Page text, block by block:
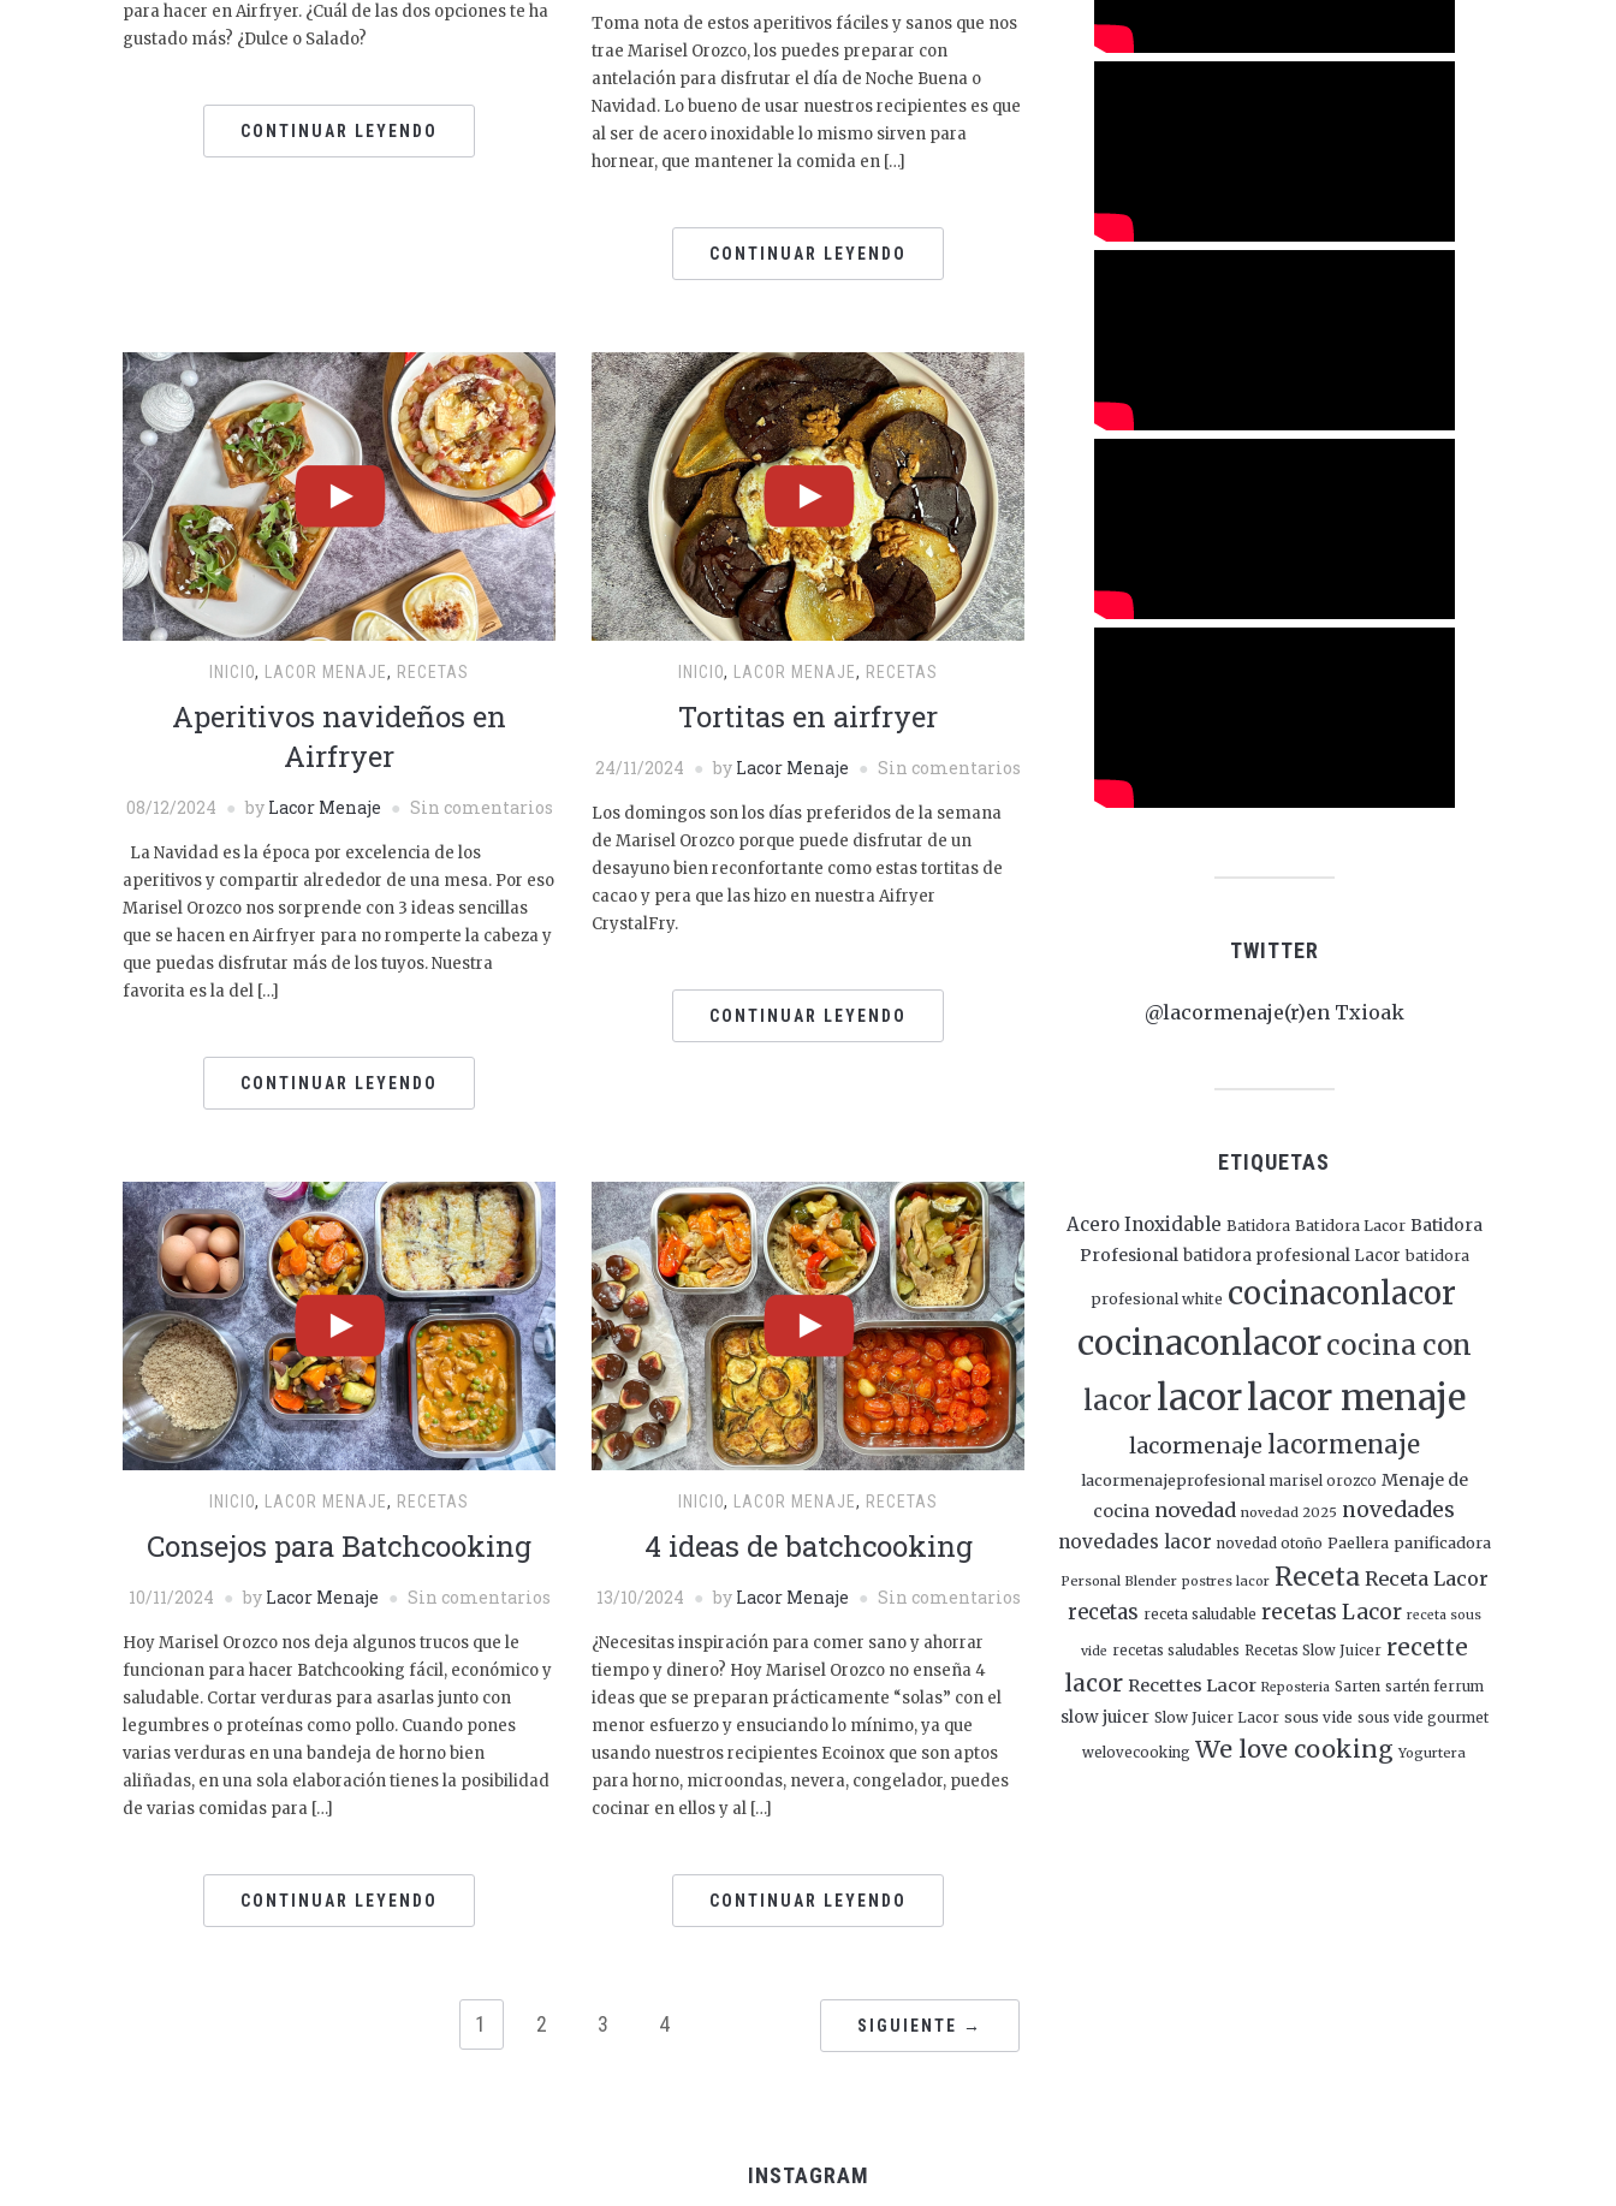
para hacer en Airfryer. ¿Cuál de las dos opciones te ha
gustado más? ¿Dulce o Salado?
CONTINUAR LEYENDO
Toma nota de estos aperitivos fáciles y sanos que nos
trae Marisel Orozco, los puedes preparar con
antelación para disfrutar el día de Noche Buena o
Navidad. Lo bueno de usar nuestros recipientes es que
al ser de acero inoxidable lo mismo sirven para
hornear, que mantener la comida en […]
CONTINUAR LEYENDO
INICIO, LACOR MENAJE, RECETAS
Aperitivos navideños en
Airfryer
08/12/2024 by Lacor Menaje Sin comentarios
La Navidad es la época por excelencia de los
aperitivos y compartir alrededor de una mesa. Por eso
Marisel Orozco nos sorprende con 3 ideas sencillas
que se hacen en Airfryer para no romperte la cabeza y
que puedas disfrutar más de los tuyos. Nuestra
favorita es la del […]
CONTINUAR LEYENDO
INICIO, LACOR MENAJE, RECETAS
Tortitas en airfryer
24/11/2024 by Lacor Menaje Sin comentarios
Los domingos son los días preferidos de la semana
de Marisel Orozco porque puede disfrutar de un
desayuno bien reconfortante como estas tortitas de
cacao y pera que las hizo en nuestra Aifryer
CrystalFry.
CONTINUAR LEYENDO
INICIO, LACOR MENAJE, RECETAS
Consejos para Batchcooking
10/11/2024 by Lacor Menaje Sin comentarios
Hoy Marisel Orozco nos deja algunos trucos que le
funcionan para hacer Batchcooking fácil, económico y
saludable. Cortar verduras para asarlas junto con
legumbres o proteínas como pollo. Cuando pones
varias verduras en una bandeja de horno bien
aliñadas, en una sola elaboración tienes la posibilidad
de varias comidas para […]
CONTINUAR LEYENDO
INICIO, LACOR MENAJE, RECETAS
4 ideas de batchcooking
13/10/2024 by Lacor Menaje Sin comentarios
¿Necesitas inspiración para comer sano y ahorrar
tiempo y dinero? Hoy Marisel Orozco no enseña 4
ideas que se preparan prácticamente “solas” con el
menor esfuerzo y ensuciando lo mínimo, ya que
usando nuestros recipientes Ecoinox que son aptos
para horno, microondas, nevera, congelador, puedes
cocinar en ellos y al […]
CONTINUAR LEYENDO
1 2 3 4 SIGUIENTE →
TWITTER
@lacormenaje(r)en Txioak
ETIQUETAS
Acero Inoxidable Batidora Batidora Lacor Batidora
Profesional batidora profesional Lacor batidora
profesional white cocinaconlacor
cocinaconlacorcocina con
lacor lacorlacor menaje
lacormenaje lacormenaje
lacormenajeprofesional marisel orozco Menaje de
cocina novedad novedad 2025 novedades
novedades lacor novedad otoño Paellera panificadora
Personal Blender postres lacor Receta Receta Lacor
recetas receta saludable recetas Lacor receta sous
vide recetas saludables Recetas Slow Juicer recette
lacor Recettes Lacor Reposteria Sarten sartén ferrum
slow juicer Slow Juicer Lacor sous vide sous vide gourmet
welovecooking We love cooking Yogurtera
INSTAGRAM